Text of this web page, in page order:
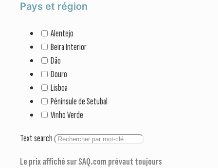
Pays et région
Alentejo
Beira Interior
Dão
Douro
Lisboa
Péninsule de Setubal
Vinho Verde
Text search
Le prix affiché sur SAQ.com prévaut toujours